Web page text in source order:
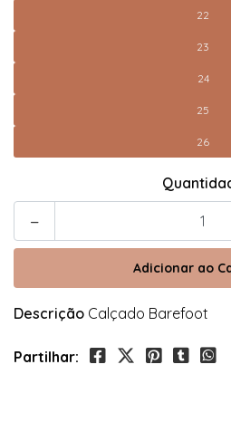
22
23
24
25
26
-
Descrição Calçado Barefoot
Partilhar: